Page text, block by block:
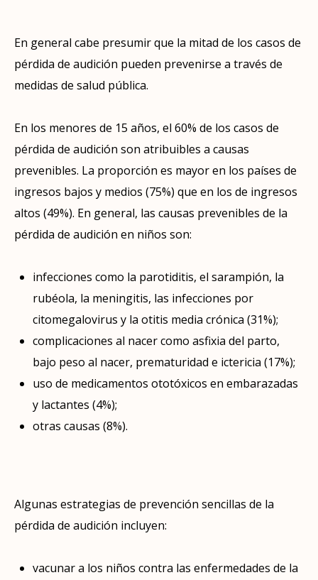
En general cabe presumir que la mitad de los casos de
pérdida de audición pueden prevenirse a través de
medidas de salud pública.
En los menores de 15 años, el 60% de los casos de
pérdida de audición son atribuibles a causas
prevenibles. La proporción es mayor en los países de
ingresos bajos y medios (75%) que en los de ingresos
altos (49%). En general, las causas prevenibles de la
pérdida de audición en niños son:
infecciones como la parotiditis, el sarampión, la
rubéola, la meningitis, las infecciones por
citomegalovirus y la otitis media crónica (31%);
complicaciones al nacer como asfixia del parto,
bajo peso al nacer, prematuridad e ictericia (17%);
uso de medicamentos ototóxicos en embarazadas
y lactantes (4%);
otras causas (8%).
Algunas estrategias de prevención sencillas de la
pérdida de audición incluyen:
vacunar a los niños contra las enfermedades de la